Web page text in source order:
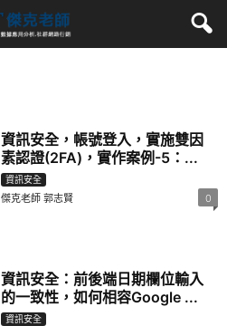
資訊安全，帳號登入，實施雙因
素認證(2FA)，實作案例-5：...
資訊安全
傑克老師 郭志賢 0
資訊安全：前後端日期欄位輸入
的一致性，如何相容Google ...
資訊安全